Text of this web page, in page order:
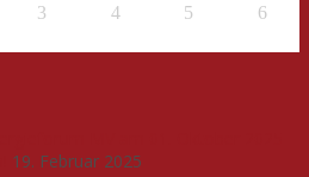
3 4 5 6
19. Februar 2025